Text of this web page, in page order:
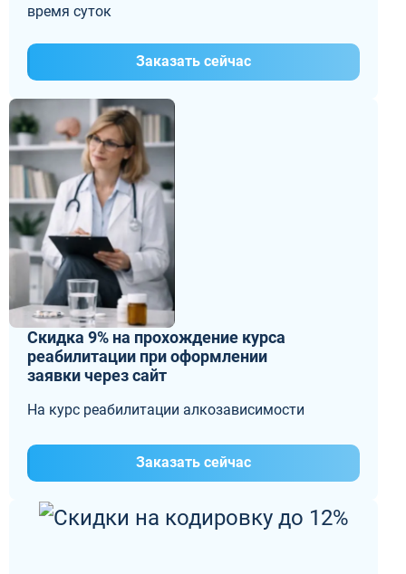
время суток
Заказать сейчас
Скидка 9% на прохождение курса
реабилитации при оформлении
заявки через сайт
На курс реабилитации алкозависимости
Заказать сейчас